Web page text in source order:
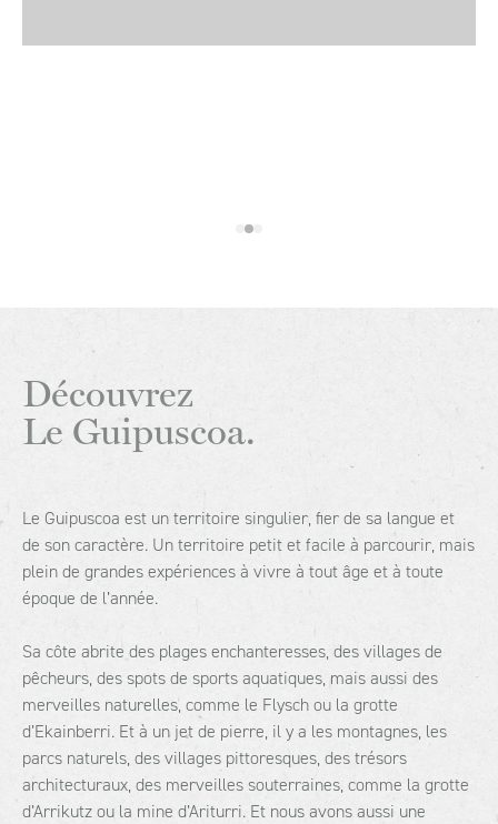
Découvrez
Le Guipuscoa.
Le Guipuscoa est un territoire singulier, fier de sa langue et
de son caractère. Un territoire petit et facile à parcourir, mais
plein de grandes expériences à vivre à tout âge et à toute
époque de l’année.
Sa côte abrite des plages enchanteresses, des villages de
pêcheurs, des spots de sports aquatiques, mais aussi des
merveilles naturelles, comme le Flysch ou la grotte
d’Ekainberri. Et à un jet de pierre, il y a les montagnes, les
parcs naturels, des villages pittoresques, des trésors
architecturaux, des merveilles souterraines, comme la grotte
d’Arrikutz ou la mine d’Ariturri. Et nous avons aussi une